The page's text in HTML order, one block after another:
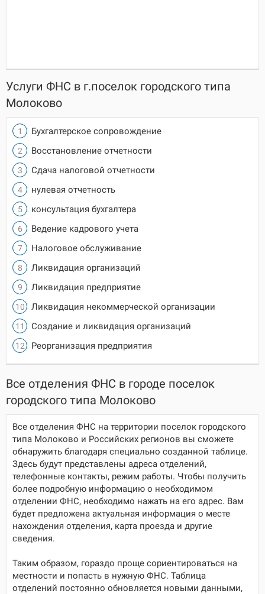
Услуги ФНС в г.поселок городского типа
Молоково
Бухгалтерское сопровождение
Восстановление отчетности
Сдача налоговой отчетности
нулевая отчетность
консультация бухгалтера
Ведение кадрового учета
Налоговое обслуживание
Ликвидация организаций
Ликвидация предприятие
Ликвидация некоммерческой организации
Создание и ликвидация организаций
Реорганизация предприятия
Все отделения ФНС в городе поселок
городского типа Молоково
Все отделения ФНС на территории поселок городского
типа Молоково и Российских регионов вы сможете
обнаружить благодаря специально созданной таблице.
Здесь будут представлены адреса отделений,
телефонные контакты, режим работы. Чтобы получить
более подробную информацию о необходимом
отделении ФНС, необходимо нажать на его адрес. Вам
будет предложена актуальная информация о месте
нахождения отделения, карта проезда и другие
сведения.
Таким образом, гораздо проще сориентироваться на
местности и попасть в нужную ФНС. Таблица
отделений постоянно обновляется новыми данными,